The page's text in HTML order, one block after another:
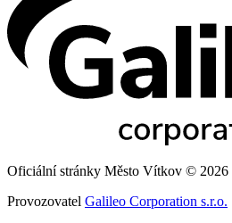
Oficiální stránky Město Vítkov © 2026
Provozovatel Galileo Corporation s.r.o.